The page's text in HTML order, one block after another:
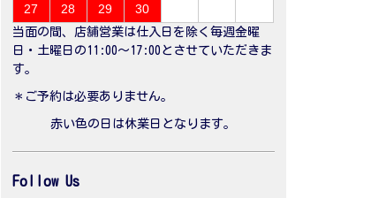
27
28 29 30
当面の間、店舗営業は仕入日を除く毎週金曜
日・土曜日の11:00〜17:00とさせていただきま
す。
＊ご予約は必要ありません。
赤い色の日は休業日となります。
Follow Us